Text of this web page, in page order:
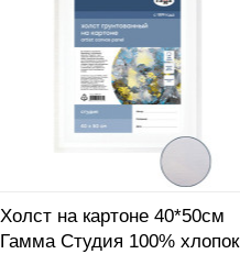
Холст на картоне 40*50см
Гамма Студия 100% хлопок